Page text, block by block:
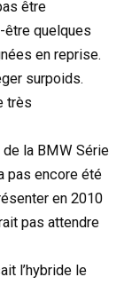
être
quelques
en reprise.
surpoids.
très
la BMW Série
pas encore été
en 2010
pas attendre
l’hybride le